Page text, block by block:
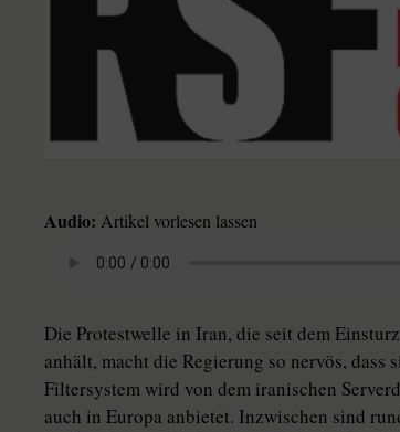
Audio: Artikel vorlesen lassen
Die Protestwelle in Iran, die seit dem
anhält, macht die Regierung so nervös, dass
Filtersystem wird von dem iranischen
auch in Europa anbietet. Inzwischen sind